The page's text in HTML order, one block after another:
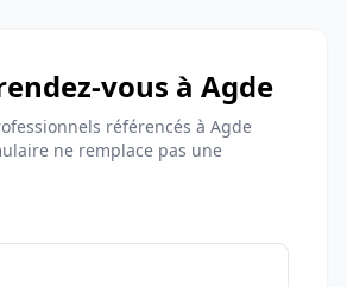
vous à Agde
référencés à Agde
ne remplace pas une